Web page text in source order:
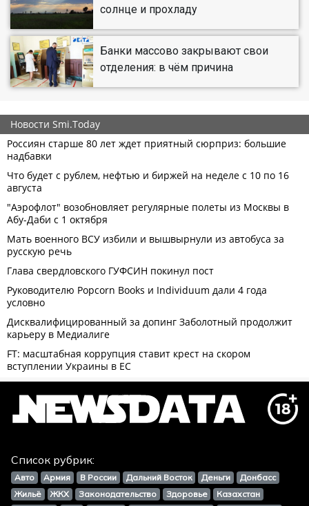
солнце и прохладу
Банки массово закрывают свои
отделения: в чём причина
Список рубрик:
Авто Армия В России Дальний Восток Деньги
Донбасс
Жильё
ЖКХ Законодательство Здоровье
Казахстан